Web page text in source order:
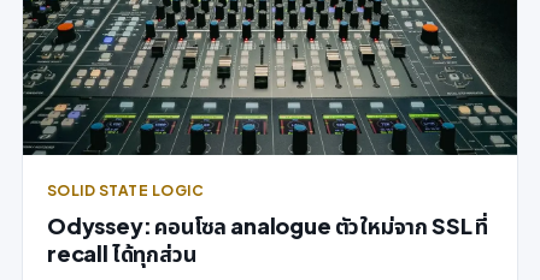
SOLID STATE LOGIC
Odyssey: คอนโซล analogue ตัวใหม่จาก SSL ที่
recall ได้ทุกส่วน